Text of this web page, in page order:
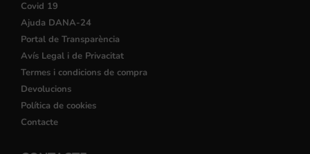
Covid 19
Ajuda DANA-24
Portal de Transparència
Avís Legal i de Privacitat
Termes i condicions de compra
Devolucions
Política de cookies
Contacte